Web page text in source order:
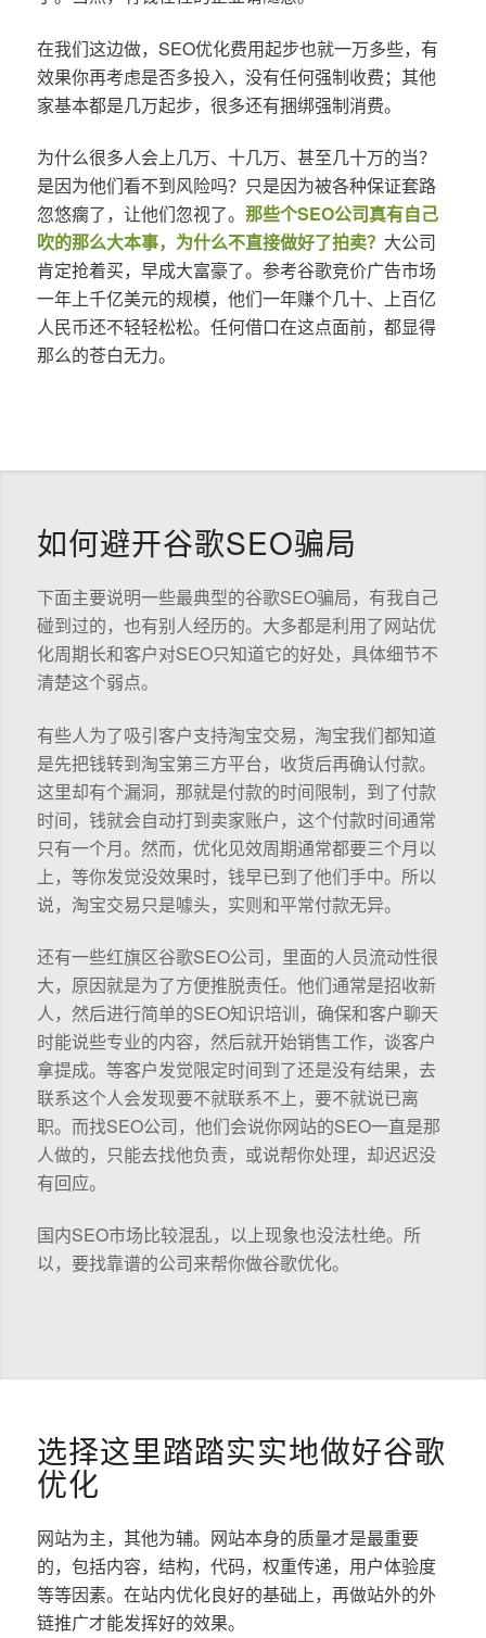
在我们这边做，SEO优化费用起步也就一万多些，有
效果你再考虑是否多投入，没有任何强制收费；其他
家基本都是几万起步，很多还有捆绑强制消费。
为什么很多人会上几万、十几万、甚至几十万的当？
是因为他们看不到风险吗？只是因为被各种保证套路
忽悠瘸了，让他们忽视了。 那些个SEO公司真有自己
吹的那么大本事，为什么不直接做好了拍卖？ 大公司
肯定抢着买，早成大富豪了。参考谷歌竞价广告市场
一年上千亿美元的规模，他们一年赚个几十、上百亿
人民币还不轻轻松松。任何借口在这点面前，都显得
那么的苍白无力。
如何避开谷歌SEO骗局
下面主要说明一些最典型的谷歌SEO骗局，有我自己
碰到过的，也有别人经历的。大多都是利用了网站优
化周期长和客户对SEO只知道它的好处，具体细节不
清楚这个弱点。
有些人为了吸引客户支持淘宝交易，淘宝我们都知道
是先把钱转到淘宝第三方平台，收货后再确认付款。
这里却有个漏洞，那就是付款的时间限制，到了付款
时间，钱就会自动打到卖家账户，这个付款时间通常
只有一个月。然而，优化见效周期通常都要三个月以
上，等你发觉没效果时，钱早已到了他们手中。所以
说，淘宝交易只是噱头，实则和平常付款无异。
还有一些红旗区谷歌SEO公司，里面的人员流动性很
大，原因就是为了方便推脱责任。他们通常是招收新
人，然后进行简单的SEO知识培训，确保和客户聊天
时能说些专业的内容，然后就开始销售工作，谈客户
拿提成。等客户发觉限定时间到了还是没有结果，去
联系这个人会发现要不就联系不上，要不就说已离
职。而找SEO公司，他们会说你网站的SEO一直是那
人做的，只能去找他负责，或说帮你处理，却迟迟没
有回应。
国内SEO市场比较混乱，以上现象也没法杜绝。所
以，要找靠谱的公司来帮你做谷歌优化。
选择这里踏踏实实地做好谷歌
优化
网站为主，其他为辅。网站本身的质量才是最重要
的，包括内容，结构，代码，权重传递，用户体验度
等等因素。在站内优化良好的基础上，再做站外的外
链推广才能发挥好的效果。